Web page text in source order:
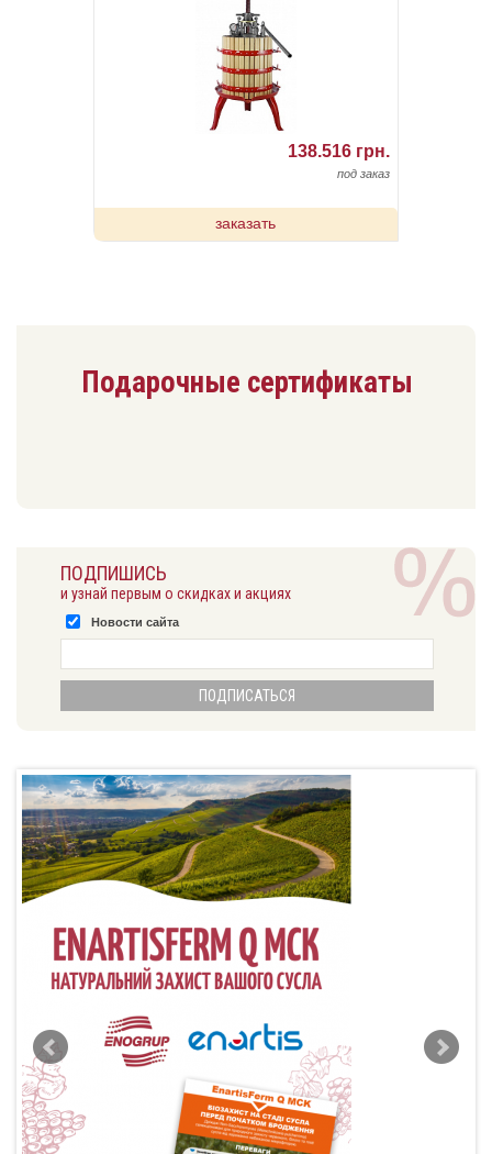
138.516 грн.
под заказ
заказать
Подарочные сертификаты
ПОДПИШИСЬ
и узнай первым о скидках и акциях
Новости сайта